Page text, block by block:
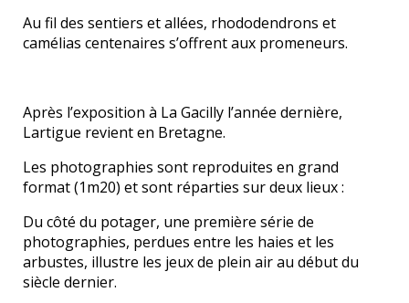
Au fil des sentiers et allées, rhododendrons et
camélias centenaires s’offrent aux promeneurs.
Après l’exposition à La Gacilly l’année dernière,
Lartigue revient en Bretagne.
Les photographies sont reproduites en grand
format (1m20) et sont réparties sur deux lieux :
Du côté du potager, une première série de
photographies, perdues entre les haies et les
arbustes, illustre les jeux de plein air au début du
siècle dernier.